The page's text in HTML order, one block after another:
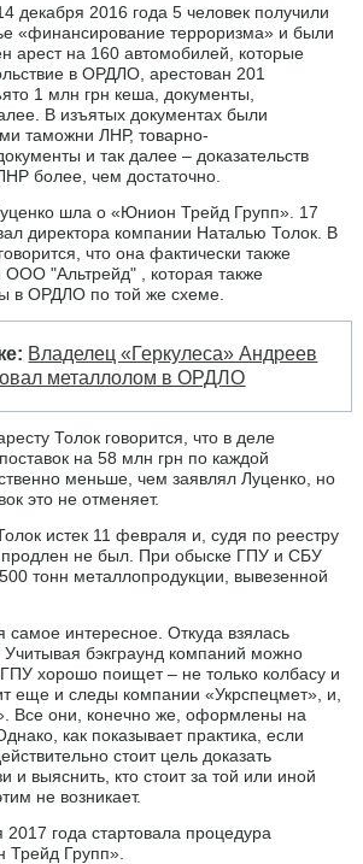
декабря 2016 года 5 человек получили
«финансирование терроризма» и были
арест на 160 автомобилей, которые
в ОРДЛО, арестован 201
1 млн грн кеша, документы,
В изъятых документах были
таможни ЛНР, товарно-
и так далее – доказательств
более, чем достаточно.
шла о «Юнион Трейд Групп». 17
директора компании Наталью Толок. В
что она фактически также
ООО "Альтрейд" , которая также
в ОРДЛО по той же схеме.
Владелец «Геркулеса» Андреев
металлолом в ОРДЛО
Толок говорится, что в деле
на 58 млн грн по каждой
меньше, чем заявлял Луценко, но
это не отменяет.
истек 11 февраля и, судя по реестру
не был. При обыске ГПУ и СБУ
тонн металлопродукции, вывезенной
самое интересное. Откуда взялась
бэкграунд компаний можно
ГПУ хорошо поищет – не только колбасу и
еще и следы компании «Укрспецмет», и,
Все они, конечно же, оформлены на
как показывает практика, если
стоит цель доказать
и выяснить, кто стоит за той или иной
не возникает.
года стартовала процедура
Трейд Групп».